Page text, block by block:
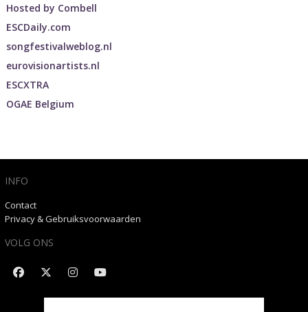
Hosted by Combell
ESCDaily.com
songfestivalweblog.nl
eurovisionartists.nl
ESCXTRA
OGAE Belgium
INFO
Contact
Privacy & Gebruiksvoorwaarden
VOLG ONS